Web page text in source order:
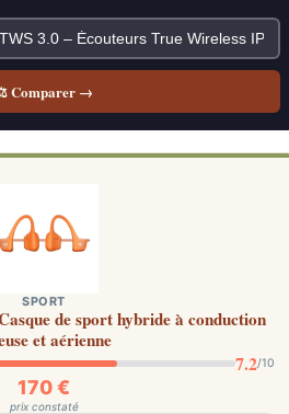
Comparer →
SPORT
de sport hybride à conduction
et aérienne
7.2/10
170 €
prix constaté